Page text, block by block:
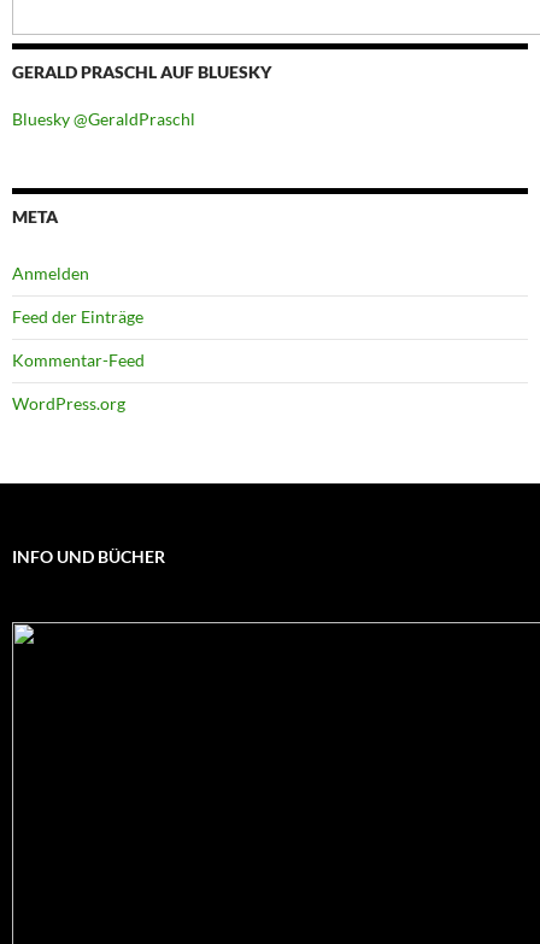
GERALD PRASCHL AUF BLUESKY
Bluesky @GeraldPraschl
META
Anmelden
Feed der Einträge
Kommentar-Feed
WordPress.org
INFO UND BÜCHER